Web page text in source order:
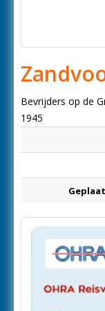
Bevrijders op de
1945